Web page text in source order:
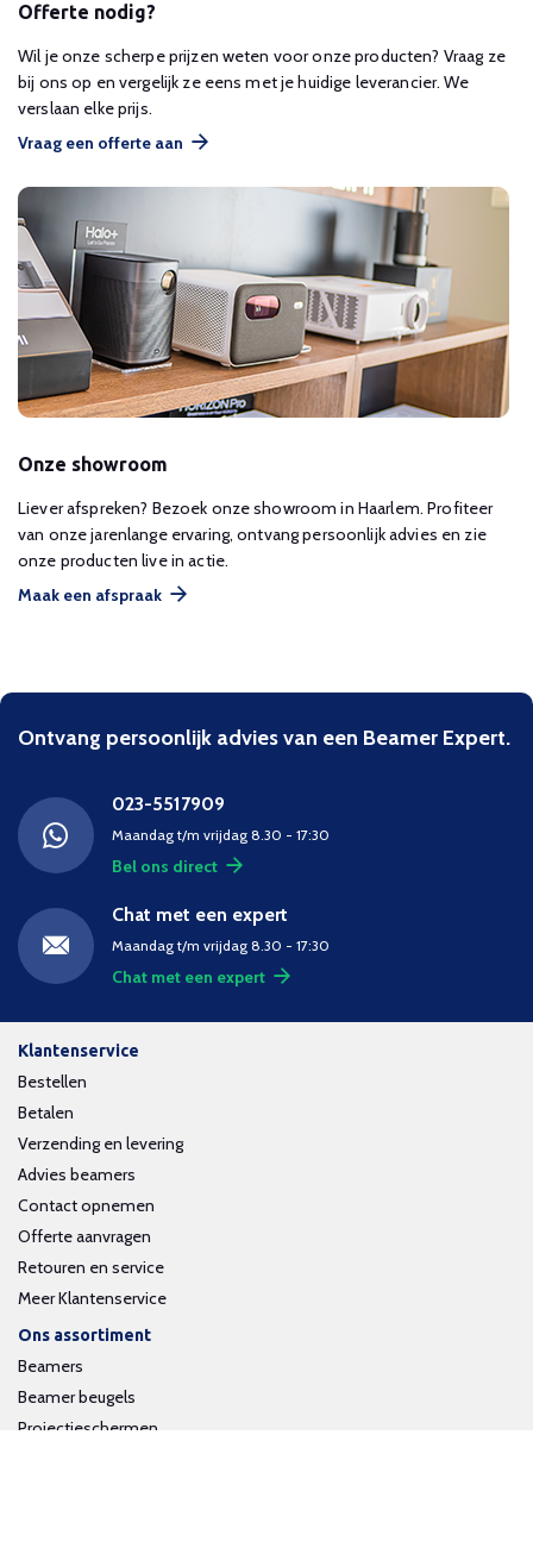
Offerte nodig?
Wil je onze scherpe prijzen weten voor onze producten? Vraag ze
bij ons op en vergelijk ze eens met je huidige leverancier. We
verslaan elke prijs.
Vraag een offerte aan
Onze showroom
Liever afspreken? Bezoek onze showroom in Haarlem. Profiteer
van onze jarenlange ervaring, ontvang persoonlijk advies en zie
onze producten live in actie.
Maak een afspraak
Ontvang persoonlijk advies van een Beamer Expert.
023-5517909
Maandag t/m vrijdag 8.30 - 17:30
Bel ons direct
Chat met een expert
Maandag t/m vrijdag 8.30 - 17:30
Chat met een expert
Klantenservice
Bestellen
Betalen
Verzending en levering
Advies beamers
Contact opnemen
Offerte aanvragen
Retouren en service
Meer Klantenservice
Ons assortiment
Beamers
Beamer beugels
Projectieschermen